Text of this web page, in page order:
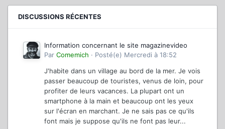
DISCUSSIONS RÉCENTES
Information concernant le site magazinevideo
Par Comemich · Posté(e) Mercredi à 18:52
J'habite dans un village au bord de la mer. Je vois
passer beaucoup de touristes, venus de loin, pour
profiter de leurs vacances. La plupart ont un
smartphone à la main et beaucoup ont les yeux
sur l'écran en marchant. Je ne sais pas ce qu'ils
font mais je suppose qu'ils ne font pas leur...